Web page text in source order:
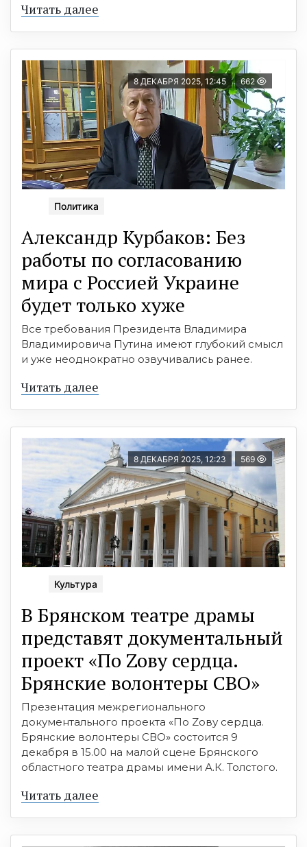
Читать далее
8 ДЕКАБРЯ 2025, 12:45 662
Политика
Александр Курбаков: Без
работы по согласованию
мира с Россией Украине
будет только хуже
Все требования Президента Владимира
Владимировича Путина имеют глубокий смысл
и уже неоднократно озвучивались ранее.
Читать далее
8 ДЕКАБРЯ 2025, 12:23 569
Культура
В Брянском театре драмы
представят документальный
проект «По Zoву сердца.
Брянские волонтеры СВО»
Презентация межрегионального
документального проекта «По Zoву сердца.
Брянские волонтеры СВО» состоится 9
декабря в 15.00 на малой сцене Брянского
областного театра драмы имени А.К. Толстого.
Читать далее